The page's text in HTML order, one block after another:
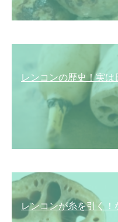
レンコンの歴史！実
レンコンが糸を引く